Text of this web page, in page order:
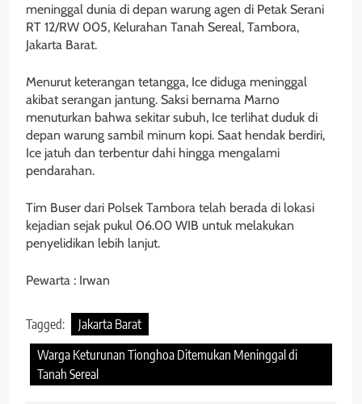
meninggal dunia di depan warung agen di Petak Serani
RT 12/RW 005, Kelurahan Tanah Sereal, Tambora,
Jakarta Barat.
Menurut keterangan tetangga, Ice diduga meninggal
akibat serangan jantung. Saksi bernama Marno
menuturkan bahwa sekitar subuh, Ice terlihat duduk di
depan warung sambil minum kopi. Saat hendak berdiri,
Ice jatuh dan terbentur dahi hingga mengalami
pendarahan.
Tim Buser dari Polsek Tambora telah berada di lokasi
kejadian sejak pukul 06.00 WIB untuk melakukan
penyelidikan lebih lanjut.
Pewarta : Irwan
Tagged:
Jakarta Barat
Warga Keturunan Tionghoa Ditemukan Meninggal di
Tanah Sereal